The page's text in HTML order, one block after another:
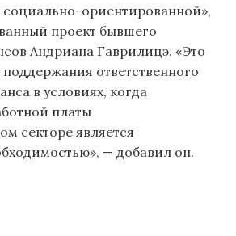
ориентированной»,
проект бывшего
Андриана Гаврилицэ. «Это
ответственного
в условиях, когда
платы
секторе является
— добавил он.